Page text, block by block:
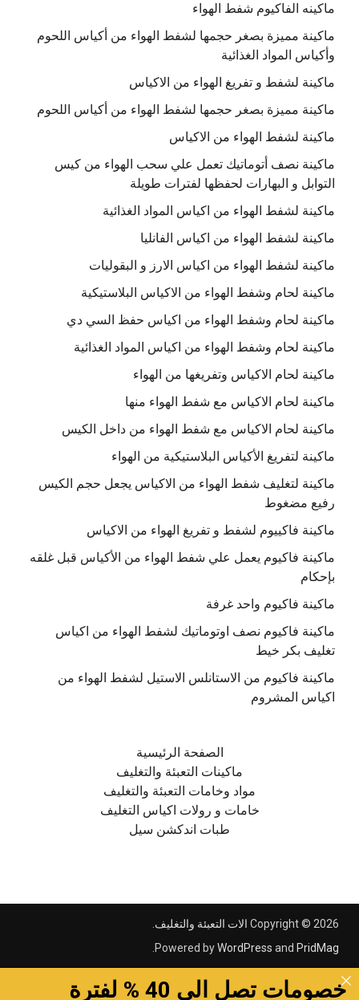
ماكينه الفاكيوم شفط الهواء
ماكينة مميزة بصغر حجمها لشفط الهواء من أكياس اللحوم
وأكياس المواد الغذائية
ماكينة لشفط و تفريغ الهواء من الاكياس
ماكينة مميزة بصغر حجمها لشفط الهواء من أكياس اللحوم
ماكينة لشفط الهواء من الاكياس
ماكينة نصف أتوماتيك تعمل علي سحب الهواء من كيس
التوابل و البهارات لحفظها لفترات طويلة
ماكينة لشفط الهواء من اكياس المواد الغذائية
ماكينة لشفط الهواء من اكياس الفانليا
ماكينة لشفط الهواء من اكياس الارز و البقوليات
ماكينة لحام وشفط الهواء من الاكياس البلاستيكية
ماكينة لحام وشفط الهواء من اكياس حفظ السي دي
ماكينة لحام وشفط الهواء من اكياس المواد الغذائية
ماكينة لحام الاكياس وتفريغها من الهواء
ماكينة لحام الاكياس مع شفط الهواء منها
ماكينة لحام الاكياس مع شفط الهواء من داخل الكيس
ماكينة لتفريغ الأكياس البلاستيكية من الهواء
ماكينة لتغليف شفط الهواء من الاكياس يجعل حجم الكيس
رفيع مضغوط
ماكينة فاكييوم لشفط و تفريغ الهواء من الاكياس
ماكينة فاكيوم يعمل علي شفط الهواء من الأكياس قبل غلقه
بإحكام
ماكينة فاكيوم واحد غرفة
ماكينة فاكيوم نصف اوتوماتيك لشفط الهواء من اكياس
تغليف بكر خيط
ماكينة فاكيوم من الاستانلس الاستيل لشفط الهواء من
اكياس المشروم
الصفحة الرئيسية
ماكينات التعبئة والتغليف
مواد وخامات التعبئة والتغليف
خامات و رولات اكياس التغليف
طبات اندكشن سيل
Copyright © 2026 الات التعبئة والتغليف
Powered byWordPress and PridMag
خصومات تصل الى 40 % لفترة